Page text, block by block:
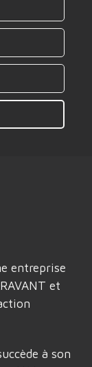
entreprise
et
à son